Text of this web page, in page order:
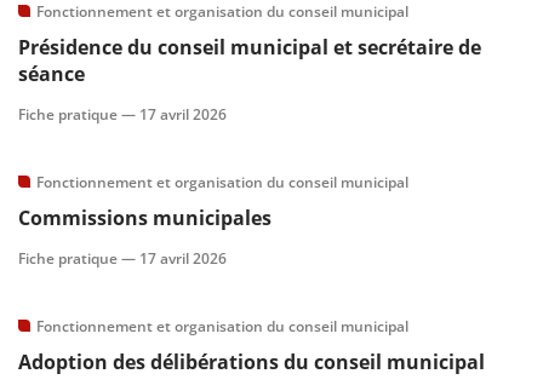
Fonctionnement et organisation du conseil municipal
Présidence du conseil municipal et secrétaire de
séance
Fiche pratique — 17 avril 2026
Fonctionnement et organisation du conseil municipal
Commissions municipales
Fiche pratique — 17 avril 2026
Fonctionnement et organisation du conseil municipal
Adoption des délibérations du conseil municipal